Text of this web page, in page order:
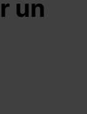
un